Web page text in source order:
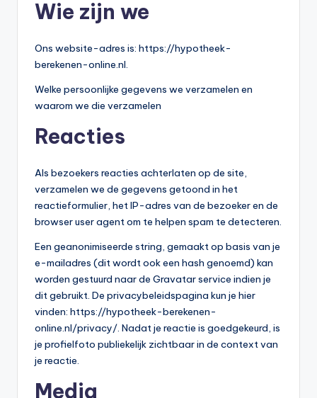
B
O
Wie zijn we
Ons website-adres is: https://hypotheek-
berekenen-online.nl.
Welke persoonlijke gegevens we verzamelen en
waarom we die verzamelen
Reacties
Als bezoekers reacties achterlaten op de site,
verzamelen we de gegevens getoond in het
reactieformulier, het IP-adres van de bezoeker en de
browser user agent om te helpen spam te detecteren.
Een geanonimiseerde string, gemaakt op basis van je
e-mailadres (dit wordt ook een hash genoemd) kan
worden gestuurd naar de Gravatar service indien je
dit gebruikt. De privacybeleidspagina kun je hier
vinden: https://hypotheek-berekenen-
online.nl/privacy/. Nadat je reactie is goedgekeurd, is
je profielfoto publiekelijk zichtbaar in de context van
je reactie.
Media